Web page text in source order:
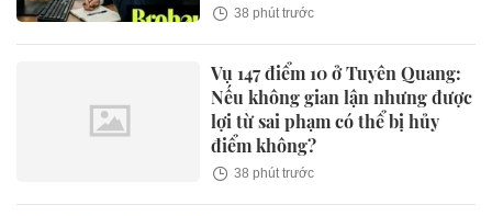
38 phút trước
Vụ 147 điểm 10 ở Tuyên Quang:
Nếu không gian lận nhưng được
lợi từ sai phạm có thể bị hủy
điểm không?
38 phút trước